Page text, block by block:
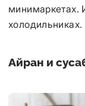
минимаркетах.
Айран и